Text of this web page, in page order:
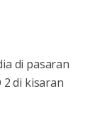
di pasaran
2 di kisaran